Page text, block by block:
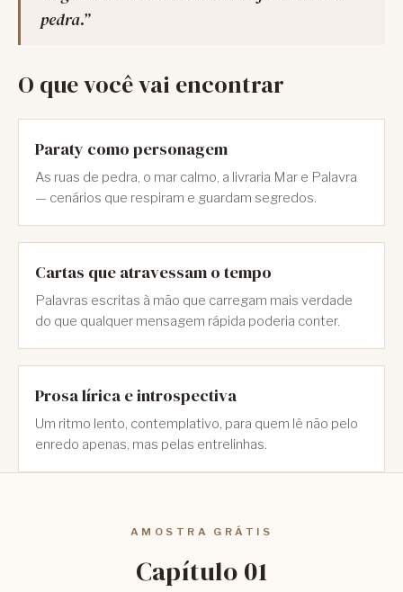
pedra.”
O que você vai encontrar
Paraty como personagem
As ruas de pedra, o mar calmo, a livraria Mar e Palavra
— cenários que respiram e guardam segredos.
Cartas que atravessam o tempo
Palavras escritas à mão que carregam mais verdade
do que qualquer mensagem rápida poderia conter.
Prosa lírica e introspectiva
Um ritmo lento, contemplativo, para quem lê não pelo
enredo apenas, mas pelas entrelinhas.
AMOSTRA GRÁTIS
Capítulo 01